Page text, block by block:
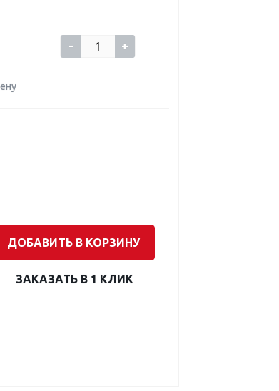
- +
ДОБАВИТЬ В КОРЗИНУ
ЗАКАЗАТЬ В 1 КЛИК